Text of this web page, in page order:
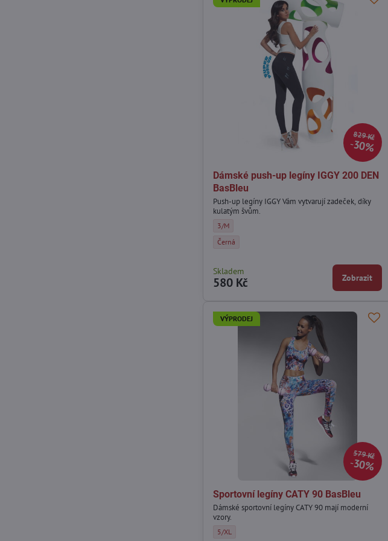
829 Kč
30%
Dámské push-up legíny IGGY 200 DEN
BasBleu
Push-up legíny IGGY Vám vytvarují zadeček, díky
kulatým švům.
Dámské push-up legíny IGGY 200 DEN BasBleu - Velikost:
3/M
Dámské push-up legíny IGGY 200 DEN BasBleu - Barva:
Černá
Skladem
580 Kč Zobrazit
579 Kč
30%
VÝPRODEJ
Sportovní legíny CATY 90 BasBleu
Dámské sportovní legíny CATY 90 mají moderní
vzory.
Sportovní legíny CATY 90 BasBleu - Velikost:
5/XL